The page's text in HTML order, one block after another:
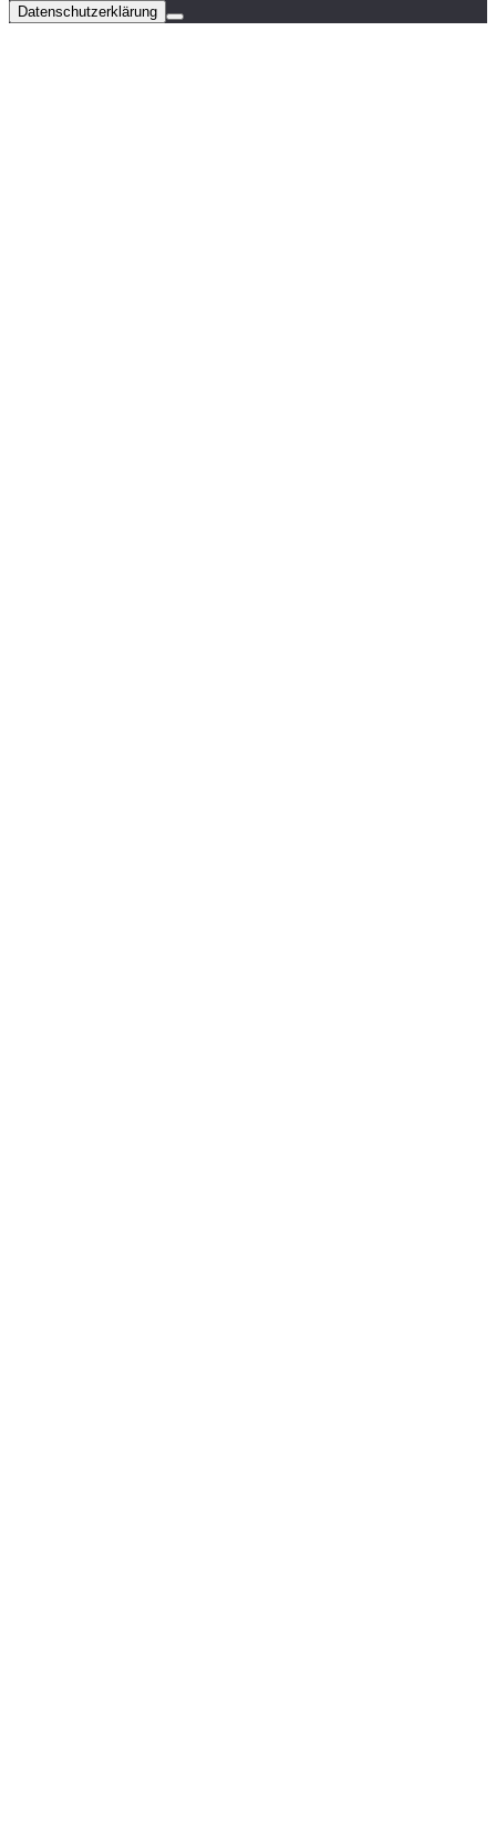
Datenschutzerklärung